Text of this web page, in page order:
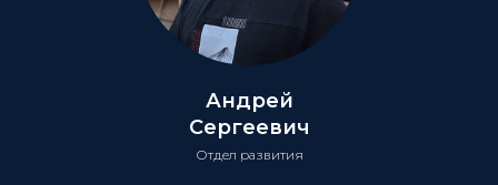
Андрей
Сергеевич
Отдел развития